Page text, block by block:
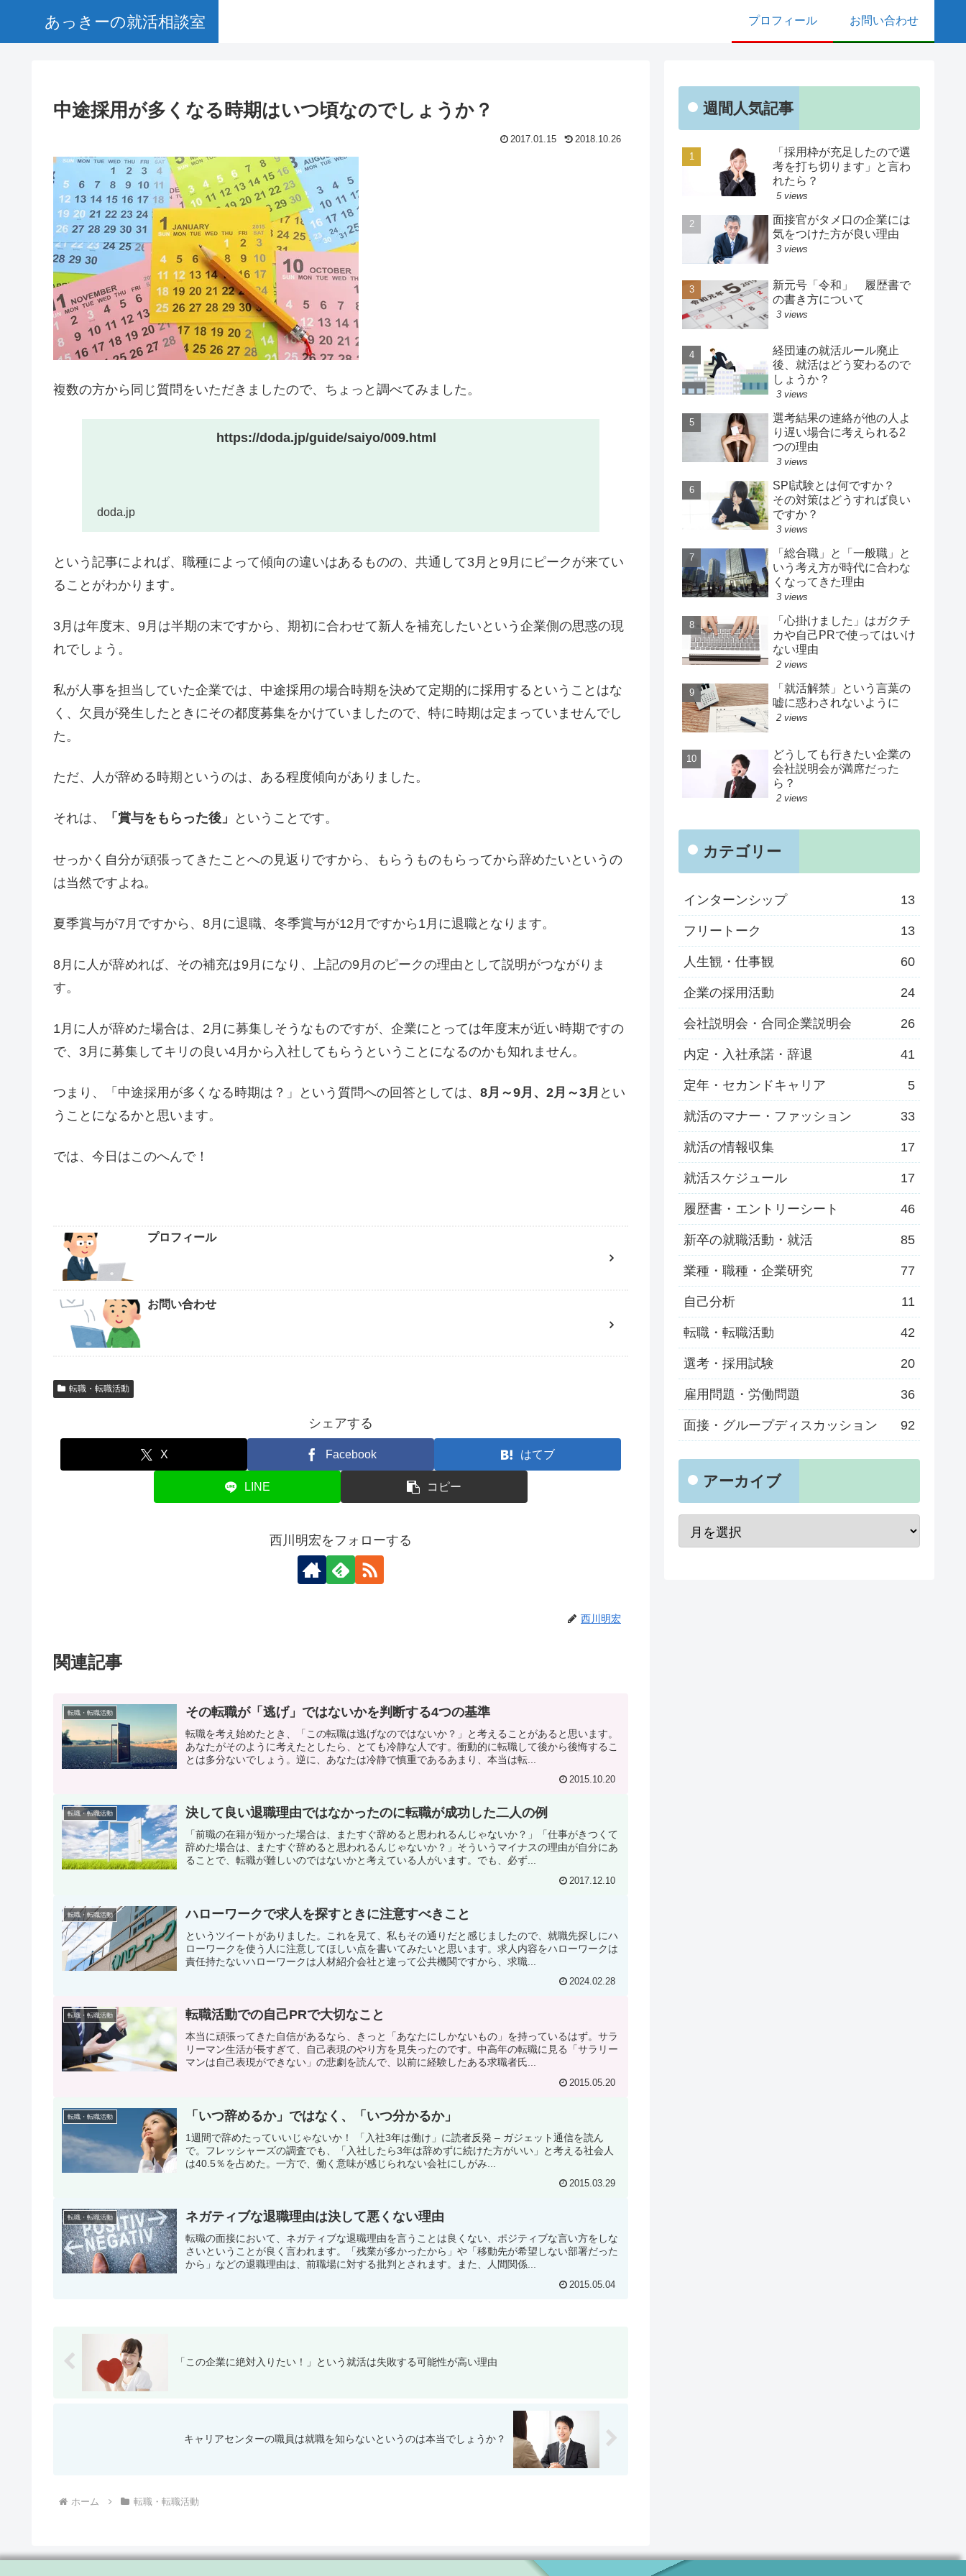
あっきーの就活相談室 プロフィール お問い合わせ
中途採用が多くなる時期はいつ頃なのでしょうか？
2017.01.15 2018.10.26
複数の方から同じ質問をいただきましたので、ちょっと調べてみました。
https://doda.jp/guide/saiyo/009.html
doda.jp
という記事によれば、職種によって傾向の違いはあるものの、共通して3月と9月にピークが来てい
ることがわかります。
3月は年度末、9月は半期の末ですから、期初に合わせて新人を補充したいという企業側の思惑の現
れでしょう。
私が人事を担当していた企業では、中途採用の場合時期を決めて定期的に採用するということはな
く、欠員が発生したときにその都度募集をかけていましたので、特に時期は定まっていませんでし
た。
ただ、人が辞める時期というのは、ある程度傾向がありました。
それは、 「賞与をもらった後」 ということです。
せっかく自分が頑張ってきたことへの見返りですから、もらうものもらってから辞めたいというの
は当然ですよね。
夏季賞与が7月ですから、8月に退職、冬季賞与が12月ですから1月に退職となります。
8月に人が辞めれば、その補充は9月になり、上記の9月のピークの理由として説明がつながりま
す。
1月に人が辞めた場合は、2月に募集しそうなものですが、企業にとっては年度末が近い時期ですの
で、3月に募集してキリの良い4月から入社してもらうということになるのかも知れません。
つまり、「中途採用が多くなる時期は？」という質問への回答としては、 8月～9月、2月～3月 とい
うことになるかと思います。
では、今日はこのへんで！
プロフィール
お問い合わせ
転職・転職活動
シェアする
X Facebook はてブ
LINE コピー
西川明宏をフォローする
西川明宏
関連記事
転職・転職活動 その転職が「逃げ」ではないかを判断する4つの基準
転職を考え始めたとき、「この転職は逃げなのではないか？」と考えることがあると思います。
あなたがそのように考えたとしたら、とても冷静な人です。衝動的に転職して後から後悔するこ
とは多分ないでしょう。逆に、あなたは冷静で慎重であるあまり、本当は転...
2015.10.20
転職・転職活動 決して良い退職理由ではなかったのに転職が成功した二人の例
「前職の在籍が短かった場合は、またすぐ辞めると思われるんじゃないか？」「仕事がきつくて
辞めた場合は、またすぐ辞めると思われるんじゃないか？」そういうマイナスの理由が自分にあ
ることで、転職が難しいのではないかと考えている人がいます。でも、必ず...
2017.12.10
転職・転職活動 ハローワークで求人を探すときに注意すべきこと
というツイートがありました。これを見て、私もその通りだと感じましたので、就職先探しにハ
ローワークを使う人に注意してほしい点を書いてみたいと思います。求人内容をハローワークは
責任持たないハローワークは人材紹介会社と違って公共機関ですから、求職...
2024.02.28
転職・転職活動 転職活動での自己PRで大切なこと
本当に頑張ってきた自信があるなら、きっと「あなたにしかないもの」を持っているはず。サラ
リーマン生活が長すぎて、自己表現のやり方を見失ったのです。中高年の転職に見る「サラリー
マンは自己表現ができない」の悲劇を読んで、以前に経験したある求職者氏...
2015.05.20
転職・転職活動 「いつ辞めるか」ではなく、「いつ分かるか」
1週間で辞めたっていいじゃないか！ 「入社3年は働け」に読者反発 – ガジェット通信を読ん
で。フレッシャーズの調査でも、「入社したら3年は辞めずに続けた方がいい」と考える社会人
は40.5％を占めた。一方で、働く意味が感じられない会社にしがみ...
2015.03.29
転職・転職活動 ネガティブな退職理由は決して悪くない理由
転職の面接において、ネガティブな退職理由を言うことは良くない、ポジティブな言い方をしな
さいということが良く言われます。「残業が多かったから」や「移動先が希望しない部署だった
から」などの退職理由は、前職場に対する批判とされます。また、人間関係...
2015.05.04
「この企業に絶対入りたい！」という就活は失敗する可能性が高い理由
キャリアセンターの職員は就職を知らないというのは本当でしょうか？
ホーム 転職・転職活動
週間人気記事
「採用枠が充足したので選
考を打ち切ります」と言わ
れたら？
5 views
面接官がタメ口の企業には
気をつけた方が良い理由
3 views
新元号「令和」 履歴書で
の書き方について
3 views
経団連の就活ルール廃止
後、就活はどう変わるので
しょうか？
3 views
選考結果の連絡が他の人よ
り遅い場合に考えられる2
つの理由
3 views
SPI試験とは何ですか？
その対策はどうすれば良い
ですか？
3 views
「総合職」と「一般職」と
いう考え方が時代に合わな
くなってきた理由
3 views
「心掛けました」はガクチ
カや自己PRで使ってはいけ
ない理由
2 views
「就活解禁」という言葉の
嘘に惑わされないように
2 views
どうしても行きたい企業の
会社説明会が満席だった
ら？
2 views
カテゴリー
インターンシップ 13
フリートーク 13
人生観・仕事観 60
企業の採用活動 24
会社説明会・合同企業説明会 26
内定・入社承諾・辞退 41
定年・セカンドキャリア 5
就活のマナー・ファッション 33
就活の情報収集 17
就活スケジュール 17
履歴書・エントリーシート 46
新卒の就職活動・就活 85
業種・職種・企業研究 77
自己分析 11
転職・転職活動 42
選考・採用試験 20
雇用問題・労働問題 36
面接・グループディスカッション 92
アーカイブ